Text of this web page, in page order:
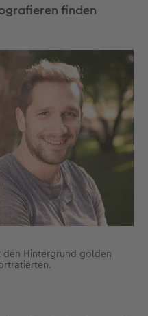
finden
den Hintergrund golden